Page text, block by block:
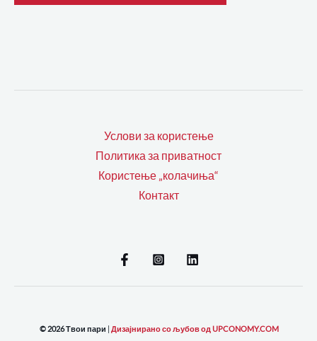
Услови за користење
Политика за приватност
Користење „колачиња“
Контакт
© 2026 Твои пари | Дизајнирано со љубов од UPCONOMY.COM